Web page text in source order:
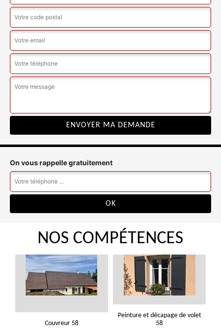
On vous rappelle gratuitement
NOS COMPÉTENCES
Couvreur 58
Peinture et décapage de volet
58